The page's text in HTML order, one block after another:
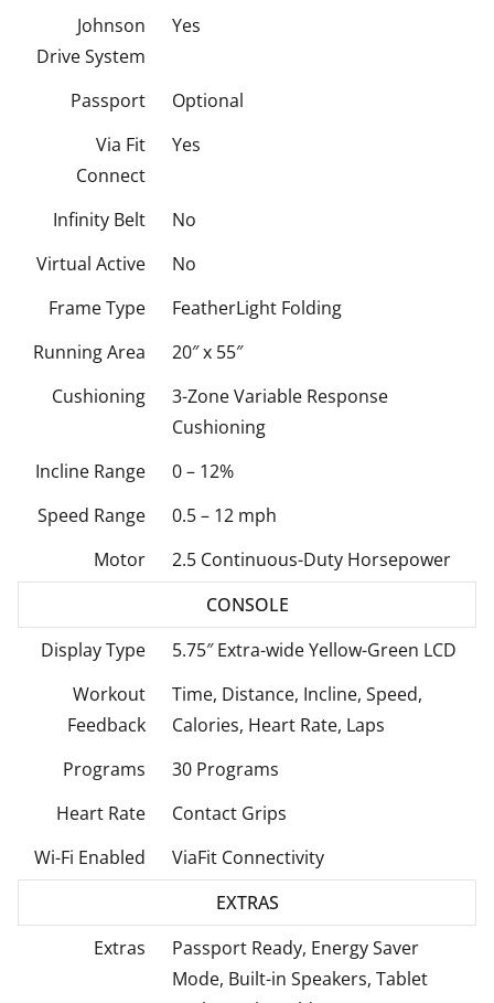
Johnson
Drive System
Yes
Passport
Optional
Via Fit
Connect
Yes
Infinity Belt
No
Virtual Active
No
Frame Type
FeatherLight Folding
Running Area
20″ x 55″
Cushioning
3-Zone Variable Response
Cushioning
Incline Range
0 – 12%
Speed Range
0.5 – 12 mph
Motor
2.5 Continuous-Duty Horsepower
CONSOLE
Display Type
5.75″ Extra-wide Yellow-Green LCD
Workout
Feedback
Time, Distance, Incline, Speed,
Calories, Heart Rate, Laps
Programs
30 Programs
Heart Rate
Contact Grips
Wi-Fi Enabled
ViaFit Connectivity
EXTRAS
Extras
Passport Ready, Energy Saver
Mode, Built-in Speakers, Tablet